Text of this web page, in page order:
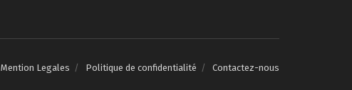
Mention Legales Politique de confidentialité Contactez-nous